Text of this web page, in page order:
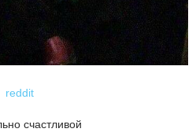
reddit
счастливой